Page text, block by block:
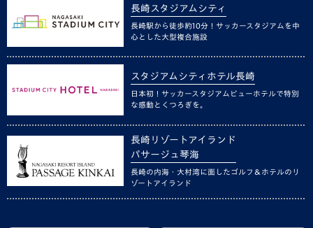
長崎スタジアムシティ
長崎駅から徒歩約10分！サッカースタジアムを中
心とした大型複合施設
スタジアムシティホテル長崎
日本初！サッカースタジアムビューホテルで特別
な感動とくつろぎを。
長崎リゾートアイランド
パサージュ琴海
長崎の内海・大村湾に面したゴルフ＆ホテルのリ
ゾートアイランド